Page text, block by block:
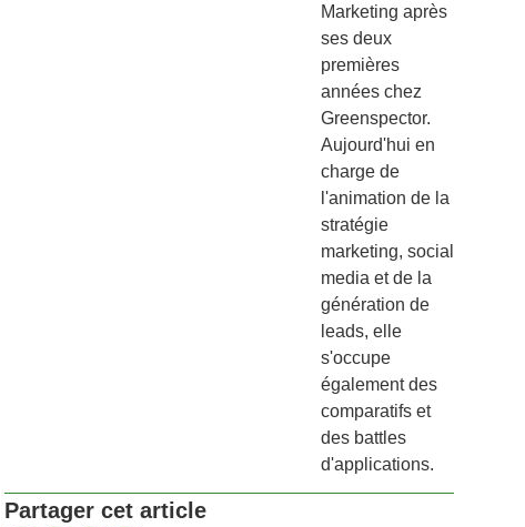
Marketing après
ses deux
premières
années chez
Greenspector.
Aujourd'hui en
charge de
l'animation de la
stratégie
marketing, social
media et de la
génération de
leads, elle
s'occupe
également des
comparatifs et
des battles
d'applications.
Partager cet article